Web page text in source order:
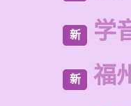
新 学
新 福